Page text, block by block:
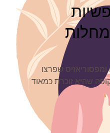
ומפסוריאזיס שפרצו
שהיא זוכרת כמאוד